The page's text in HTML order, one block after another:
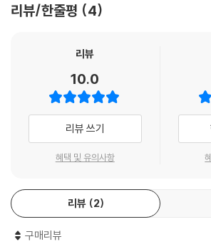
던 그는 이런 이야기라면 자신이 훨씬 많이 알고
이에 법학 공부를 때려치우고 본격적인 작가 수
와 도스토옙스키, 플로베르, 스탕달, 발자크 등 리
했다. 『제3의 은퇴』 『큰엄마의 장례식』 『아무도
다』 등 초기 작품에서는 카프카의 영향이 엿보인
--- 「콜롬비아 문학계의 대부, 가브리엘 가르시아
부 비평가는 “단순하게 뚱보로만 그리는 건 예술
조하는 예술은 매춘이다”라고 공격했다. 이에 보
한 삶을 살아가는 이들을 위한 오아시스여야 한
여족장의 간절함은 어느새 할리우드까지 전해졌
중의 시선을 사로잡았다. 이 독특한 패션 아이템
모칠라를 수입하기 위해 직접 콜롬비아로 날아가
전통은 고수하되 자연엔 순응하는 그들의 모습에
아 사람에 취하면서 그들이 살아가는 삶의 터전에
문학, 전통, 관습에도 흥미를 갖게 되었다.
현대와 전통을 잇는
신기한 마법 같은 세상
과연 콜롬비아는 어떤 나라일까? 저자는 이를 크
리뷰/한줄평 4
리뷰
10.0
리뷰 쓰기
혜택 및 유의사항
리뷰 2
구매리뷰